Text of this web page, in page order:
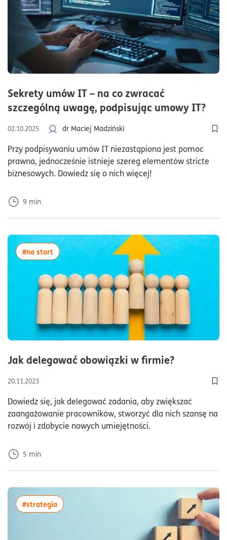
Sekrety umów IT – na co zwracać
szczególną uwagę, podpisując umowy IT?
02.10.2025
dr Maciej Madziński
Przy podpisywaniu umów IT niezastąpiona jest pomoc
prawna, jednocześnie istnieje szereg elementów stricte
biznesowych. Dowiedz się o nich więcej!
9 min
Jak delegować obowiązki w firmie?czas
20.11.2023
Dowiedz się, jak delegować zadania, aby zwiększać
zaangażowanie pracowników, stworzyć dla nich szansę na
rozwój i zdobycie nowych umiejętności.
5 min
#na startwięcej artykułów z tagiem:#na start
#strategiawięcej artykułów z tagiem:#strategia